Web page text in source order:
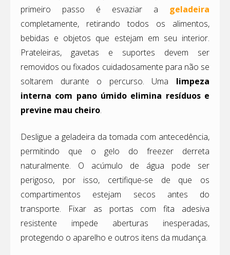
primeiro passo é esvaziar a geladeira
completamente, retirando todos os alimentos,
bebidas e objetos que estejam em seu interior.
Prateleiras, gavetas e suportes devem ser
removidos ou fixados cuidadosamente para não se
soltarem durante o percurso. Uma limpeza
interna com pano úmido elimina resíduos e
previne mau cheiro.
Desligue a geladeira da tomada com antecedência,
permitindo que o gelo do freezer derreta
naturalmente. O acúmulo de água pode ser
perigoso, por isso, certifique-se de que os
compartimentos estejam secos antes do
transporte. Fixar as portas com fita adesiva
resistente impede aberturas inesperadas,
protegendo o aparelho e outros itens da mudança.